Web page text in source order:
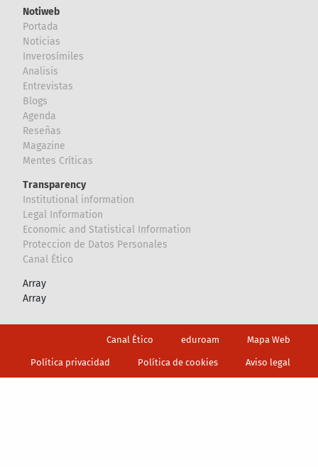
Notiweb
Portada
Noticias
Inverosímiles
Analisis
Entrevistas
Blogs
Agenda
Reseñas
Magazine
Mentes Críticas
Transparency
Institutional information
Legal Information
Economic and Statistical Information
Proteccion de Datos Personales
Canal Ético
Array
Array
Canal Ético eduroam Mapa Web
Política privacidad Política de cookies Aviso legal